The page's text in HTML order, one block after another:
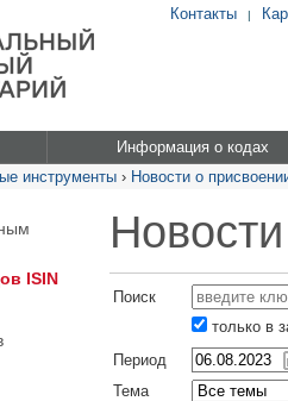
Контакты |
Информация о кодах
инструменты › Новости о
ISIN
Поиск
только в
Период
Тема